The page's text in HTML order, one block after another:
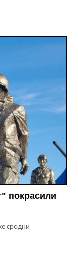
покрасили
сродни